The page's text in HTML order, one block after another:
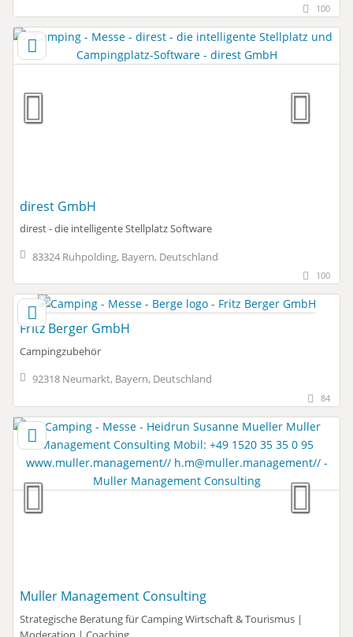
100
direst GmbH
direst - die intelligente Stellplatz Software
83324 Ruhpolding, Bayern, Deutschland
100
Fritz Berger GmbH
Campingzubehör
92318 Neumarkt, Bayern, Deutschland
84
Muller Management Consulting
Strategische Beratung für Camping Wirtschaft & Tourismus |